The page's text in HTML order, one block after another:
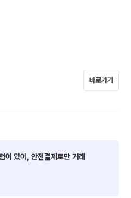
바로가기
이 있어, 안전결제로만 거래